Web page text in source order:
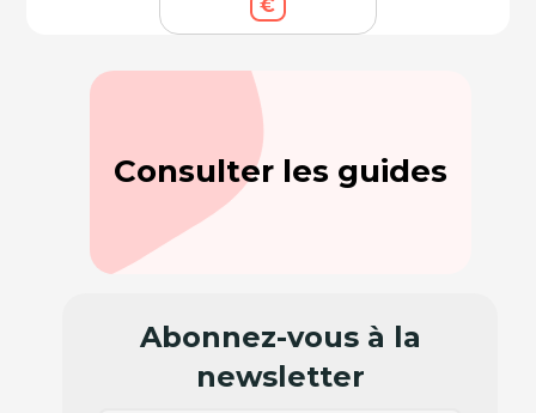
€
Consulter les guides
Abonnez-vous à la
newsletter